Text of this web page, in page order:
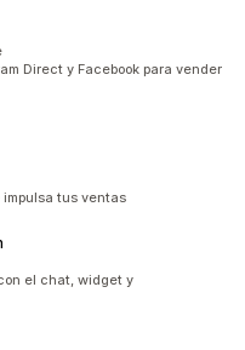
Direct y Facebook para vender
tus ventas
el chat, widget y